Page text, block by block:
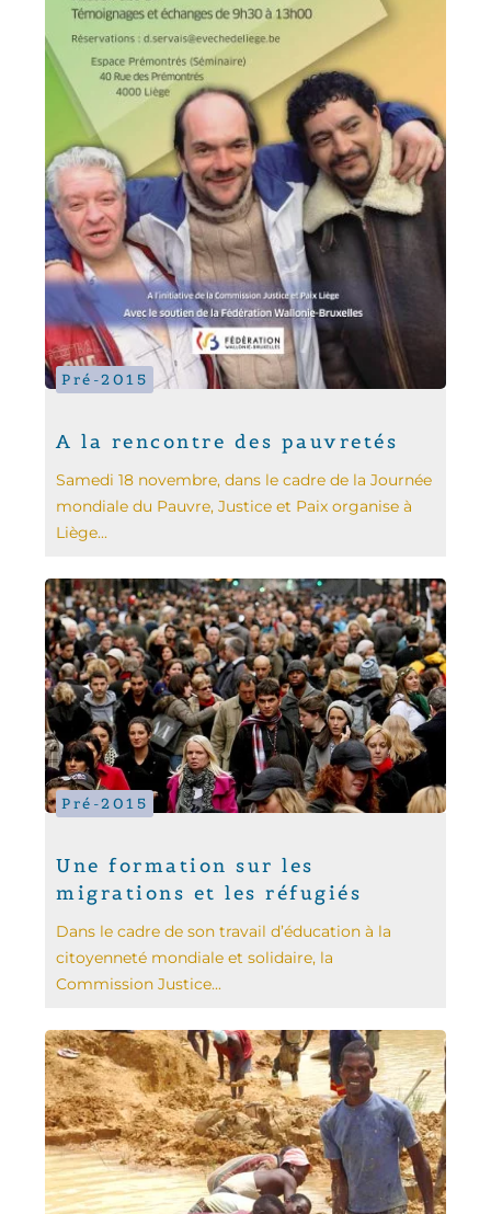
Pré-2015
A la rencontre des pauvretés
Samedi 18 novembre, dans le cadre de la Journée
mondiale du Pauvre, Justice et Paix organise à
Liège...
Pré-2015
Une formation sur les
migrations et les réfugiés
Dans le cadre de son travail d’éducation à la
citoyenneté mondiale et solidaire, la
Commission Justice...